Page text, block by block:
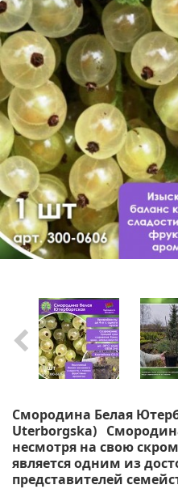
Смородина Белая
Uterborgska)
несмотря на свою
является одним из
представителей